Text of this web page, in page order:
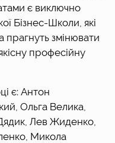
є виключно
Бізнес-Школи, які
прагнуть змінювати
професійну
є: Антон
, Лев Жиденко,
Микола